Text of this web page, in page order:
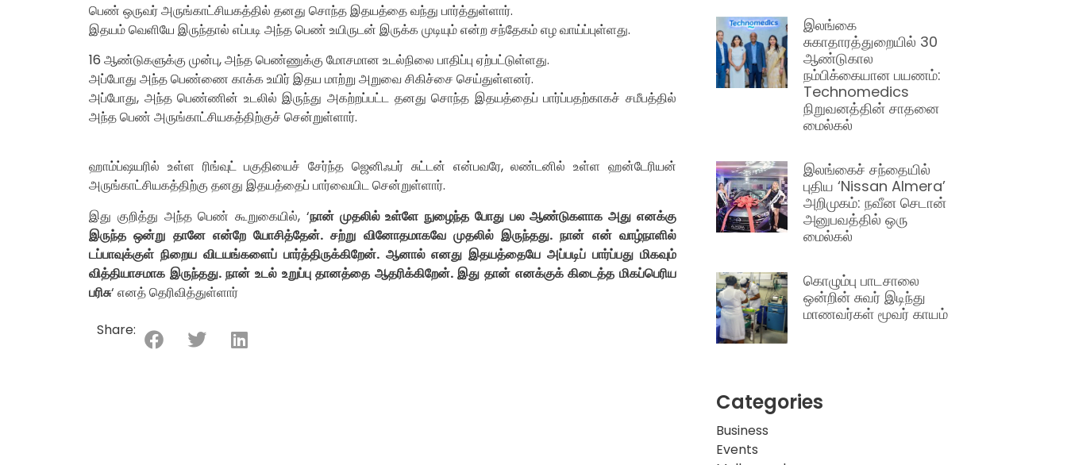
பெண் ஒருவர் அருங்காட்சியகத்தில் தனது சொந்த இதயத்தை வந்து பார்த்துள்ளார்.
இதயம் வெளியே இருந்தால் எப்படி அந்த பெண் உயிருடன் இருக்க முடியும் என்ற சந்தேகம் எழ வாய்ப்புள்ளது.
16 ஆண்டுகளுக்கு முன்பு, அந்த பெண்ணுக்கு மோசமான உடல்நிலை பாதிப்பு ஏற்பட்டுள்ளது.
அப்போது அந்த பெண்ணை காக்க உயிர் இதய மாற்று அறுவை சிகிச்சை செய்துள்ளனர்.
அப்போது, அந்த பெண்ணின் உடலில் இருந்து அகற்றப்பட்ட தனது சொந்த இதயத்தைப் பார்ப்பதற்காகச் சமீபத்தில்
அந்த பெண் அருங்காட்சியகத்திற்குச் சென்றுள்ளார்.
ஹாம்ப்ஷயரில் உள்ள ரிங்வுட் பகுதியைச் சேர்ந்த ஜெனிஃபர் சுட்டன் என்பவரே, லண்டனில் உள்ள ஹன்டேரியன்
அருங்காட்சியகத்திற்கு தனது இதயத்தைப் பார்வையிட சென்றுள்ளார்.
இது குறித்து அந்த பெண் கூறுகையில், ‘நான் முதலில் உள்ளே நுழைந்த போது பல ஆண்டுகளாக அது எனக்கு
இருந்த ஒன்று தானே என்றே யோசித்தேன். சற்று வினோதமாகவே முதலில் இருந்தது. நான் என் வாழ்நாளில்
டப்பாவுக்குள் நிறைய விடயங்களைப் பார்த்திருக்கிறேன். ஆனால் எனது இதயத்தையே அப்படிப் பார்ப்பது மிகவும்
வித்தியாசமாக இருந்தது. நான் உடல் உறுப்பு தானத்தை ஆதரிக்கிறேன். இது தான் எனக்குக் கிடைத்த மிகப்பெரிய
பரிசு‘ எனத் தெரிவித்துள்ளார்
Share:
இலங்கை
சுகாதாரத்துறையில் 30
ஆண்டுகால
நம்பிக்கையான பயணம்:
Technomedics
நிறுவனத்தின் சாதனை
மைல்கல்
இலங்கைச் சந்தையில்
புதிய ‘Nissan Almera’
அறிமுகம்: நவீன செடான்
அனுபவத்தில் ஒரு
மைல்கல்
கொழும்பு பாடசாலை
ஒன்றின் சுவர் இடிந்து
மாணவர்கள் மூவர் காயம்
Categories
Business
Events